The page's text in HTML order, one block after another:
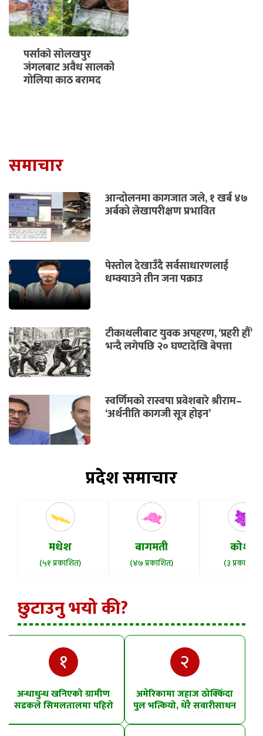
पर्साको सोलखपुर
जंगलबाट अवैध सालको
गोलिया काठ बरामद
समाचार
आन्दोलनमा कागजात जले, १ खर्ब ४७
अर्बको लेखापरीक्षण प्रभावित
पेस्तोल देखाउँदै सर्वसाधारणलाई
धम्क्याउने तीन जना पक्राउ
टीकाथलीबाट युवक अपहरण, ‘प्रहरी हौँ’
भन्दै लगेपछि २० घण्टादेखि बेपत्ता
स्वर्णिमको रास्वपा प्रवेशबारे श्रीराम–
‘अर्थनीति कागजी सूत्र होइन’
प्रदेश समाचार
मधेश
(५१ प्रकाशित)
बागमती
(४७ प्रकाशित)
कोशी
(३ प्रकाशित)
छुटाउनु भयो की?
१
अन्धाधुन्ध खनिएको ग्रामीण
सडकले सिमलतालमा पहिरो
२
अमेरिकामा जहाज ठोक्किँदा
पुल भत्कियो, धेरै सवारीसाधन